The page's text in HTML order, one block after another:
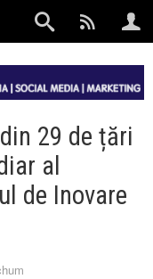
29 de țări
al
de Inovare